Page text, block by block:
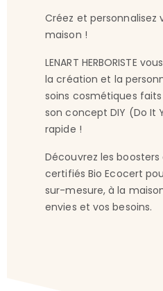
Créez et personnalisez
maison !
LENART HERBORISTE
la création et la
soins cosmétiques
son concept DIY (Do It
rapide !
Découvrez les
certifiés Bio Ecocert
sur-mesure, à la
envies et vos besoins.